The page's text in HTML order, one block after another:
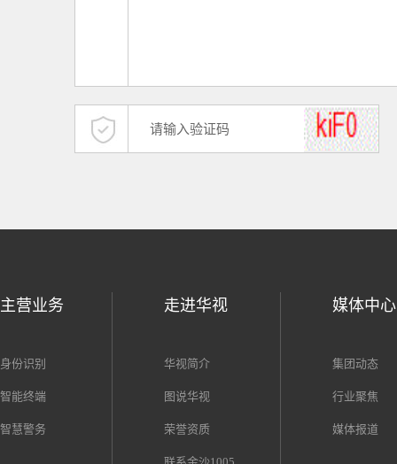
主营业务
身份识别
智能终端
智慧警务
走进华视
华视简介
图说华视
荣誉资质
媒体中心
集团动态
行业聚焦
媒体报道